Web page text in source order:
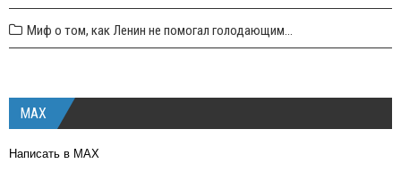
Миф о том, как Ленин не помогал голодающим...
MAX
Написать в MAX